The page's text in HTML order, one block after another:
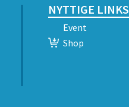
NYTTIGE LINKS
Event
Shop